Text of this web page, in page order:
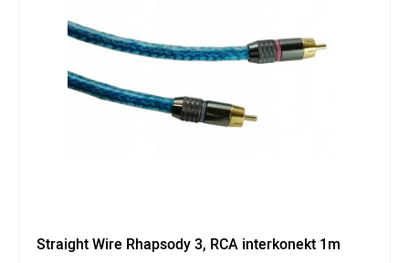
Straight Wire Rhapsody 3, RCA interkonekt 1m